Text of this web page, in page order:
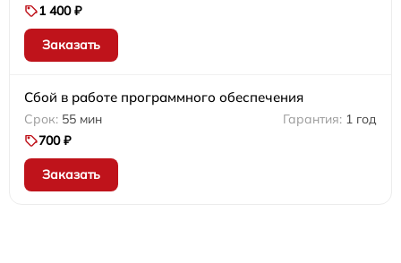
1 400 ₽
Заказать
Сбой в работе программного обеспечения
55 мин
1 год
700 ₽
Заказать